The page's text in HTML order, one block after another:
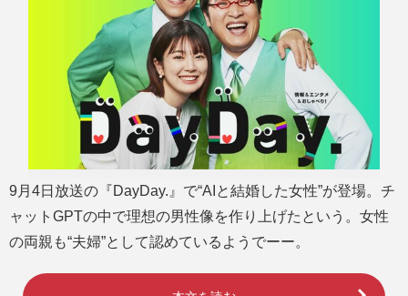
9月4日放送の『DayDay.』で“AIと結婚した女性”が登場。チ
ャットGPTの中で理想の男性像を作り上げたという。女性
の両親も“夫婦”として認めているようでーー。